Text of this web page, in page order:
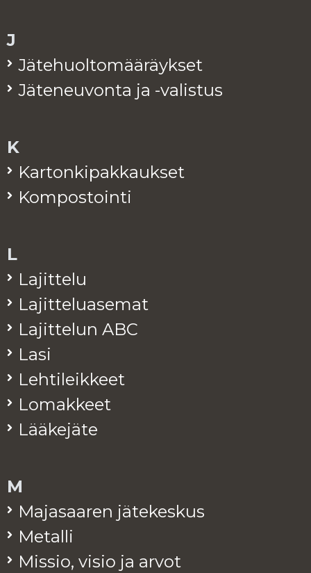
J
Jä­te­huol­to­mää­räyk­set
Jä­te­neu­von­ta ja -va­lis­tus
K
Kar­ton­ki­pak­kauk­set
Kom­pos­toin­ti
L
La­jit­te­lu
La­jit­te­lua­se­mat
La­jit­te­lun ABC
Lasi
Leh­ti­leik­keet
Lo­mak­keet
Lää­ke­jä­te
M
Ma­ja­saa­ren jä­te­kes­kus
Me­tal­li
Mis­sio, visio ja arvot